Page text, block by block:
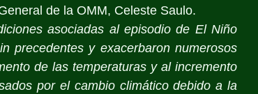
de la OMM, Celeste Saulo.
asociadas al episodio de El Niño
precedentes y exacerbaron numerosos
de las temperaturas y al incremento
por el cambio climático debido a la